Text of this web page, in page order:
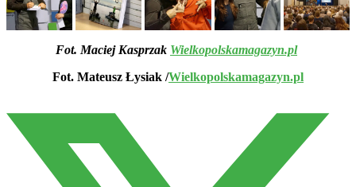
Fot. Maciej Kasprzak Wielkopolskamagazyn.pl
Fot. Mateusz Łysiak /Wielkopolskamagazyn.pl